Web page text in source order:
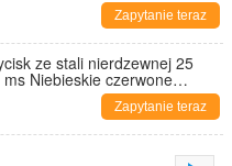
Zapytanie teraz
ze stali nierdzewnej 25
Niebieskie czerwone
Zapytanie teraz